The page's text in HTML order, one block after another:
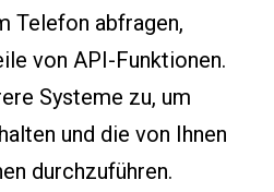
Telefon abfragen,
von API-Funktionen.
Systeme zu, um
und die von Ihnen
durchzuführen.